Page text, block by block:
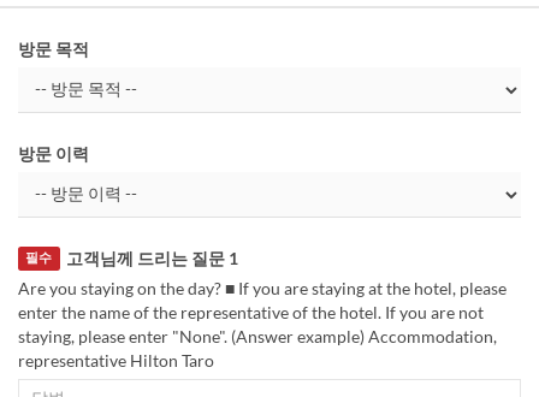
방문 목적
방문 이력
고객님께 드리는 질문 1
필수
Are you staying on the day? ■ If you are staying at the hotel, please
enter the name of the representative of the hotel. If you are not
staying, please enter "None". (Answer example) Accommodation,
representative Hilton Taro